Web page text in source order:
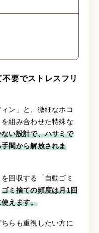
要でストレスフリ
ン」と、微細なホコ
組み合わせた特殊な
い設計で、ハサミで
間から解放されま
回収する「自動ゴミ
ゴミ捨ての頻度は月1回
えます。
らも重視したい方に